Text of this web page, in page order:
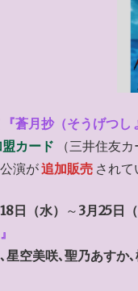
『蒼月抄（そうげつ
カード
（三井住友
演が追加販売 され
日（水） ～ 3月25日
』
星空美咲､聖乃あすか